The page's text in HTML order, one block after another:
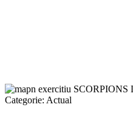
Categorie: Actual